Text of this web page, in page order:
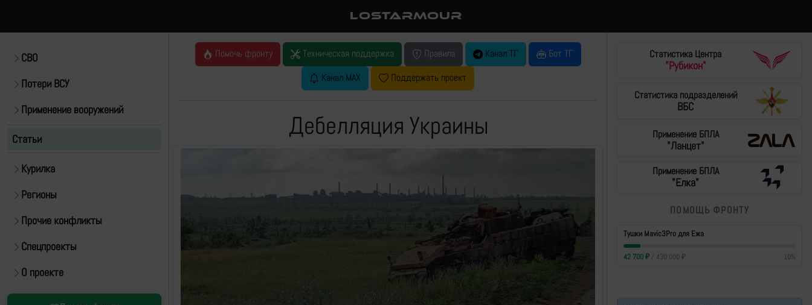
LOSTARMOUR
СВО
Потери ВСУ
Применение вооружений
Статьи
Курилка
Регионы
Прочие конфликты
Спецпроекты
О проекте
Помочь фронту Техническая поддержка Правила Канал ТГ
Бот ТГ
Канал MAX
Поддержать проект
Дебелляция Украины
Статистика Центра
"Рубикон"
Статистика подразделений
ВБС
Применение БПЛА
"Ланцет"
Применение БПЛА
"Елка"
ПОМОЩЬ ФРОНТУ
Тушки Mavic3Pro для Ежа
42 700₽/ 430 000 ₽ 10%